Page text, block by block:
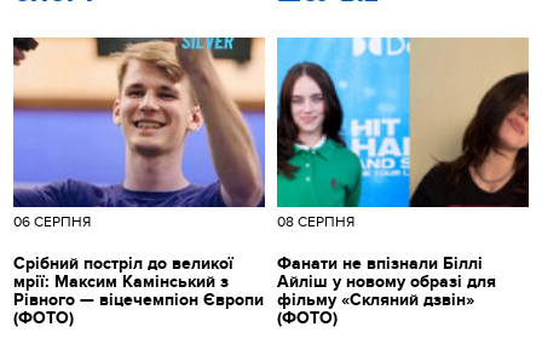
06 СЕРПНЯ
Срібний постріл до великої
мрії: Максим Камінський з
Рівного — віцечемпіон Європи
(ФОТО)
08 СЕРПНЯ
Фанати не впізнали Біллі
Айліш у новому образі для
фільму «Скляний дзвін»
(ФОТО)